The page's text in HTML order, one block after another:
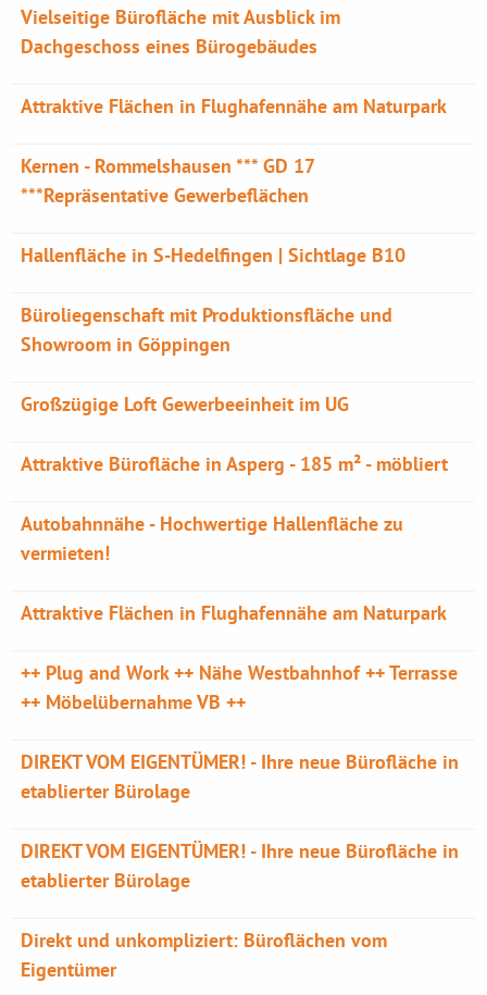
Vielseitige Bürofläche mit Ausblick im
Dachgeschoss eines Bürogebäudes
Attraktive Flächen in Flughafennähe am Naturpark
Kernen - Rommelshausen *** GD 17
***Repräsentative Gewerbeflächen
Hallenfläche in S-Hedelfingen | Sichtlage B10
Büroliegenschaft mit Produktionsfläche und
Showroom in Göppingen
Großzügige Loft Gewerbeeinheit im UG
Attraktive Bürofläche in Asperg - 185 m² - möbliert
Autobahnnähe - Hochwertige Hallenfläche zu
vermieten!
Attraktive Flächen in Flughafennähe am Naturpark
++ Plug and Work ++ Nähe Westbahnhof ++ Terrasse
++ Möbelübernahme VB ++
DIREKT VOM EIGENTÜMER! - Ihre neue Bürofläche in
etablierter Bürolage
DIREKT VOM EIGENTÜMER! - Ihre neue Bürofläche in
etablierter Bürolage
Direkt und unkompliziert: Büroflächen vom
Eigentümer